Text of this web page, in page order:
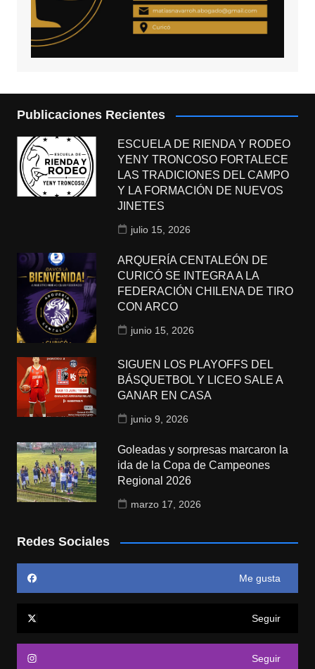
Publicaciones Recientes
ESCUELA DE RIENDA Y RODEO
YENY TRONCOSO FORTALECE
LAS TRADICIONES DEL CAMPO
Y LA FORMACIÓN DE NUEVOS
JINETES
julio 15, 2026
ARQUERÍA CENTALEÓN DE
CURICÓ SE INTEGRA A LA
FEDERACIÓN CHILENA DE TIRO
CON ARCO
junio 15, 2026
SIGUEN LOS PLAYOFFS DEL
BÁSQUETBOL Y LICEO SALE A
GANAR EN CASA
junio 9, 2026
Goleadas y sorpresas marcaron la
ida de la Copa de Campeones
Regional 2026
marzo 17, 2026
Redes Sociales
Me gusta
Seguir
Seguir